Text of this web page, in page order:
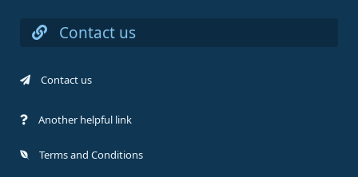
Contact us
Contact us
Another helpful link
Terms and Conditions